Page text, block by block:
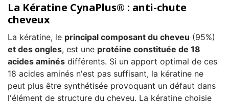
La Kératine CynaPlus® : anti-chute
cheveux
La kératine, le principal composant du cheveu (95%)
et des ongles, est une protéine constituée de 18
acides aminés différents. Si un apport optimal de ces
18 acides aminés n'est pas suffisant, la kératine ne
peut plus être synthétisée provoquant un défaut dans
l'élément de structure du cheveu. La kératine choisie